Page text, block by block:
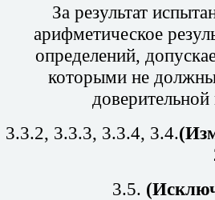
За результат
арифметическое
определений,
которыми не
3.3.2, 3.3.3, 3.3.4, 3.4.
3.5.